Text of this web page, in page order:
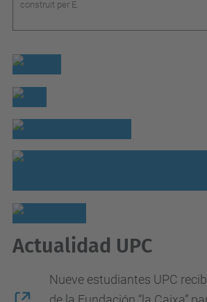
construit per E.
Actualidad UPC
Nueve estudiantes UPC